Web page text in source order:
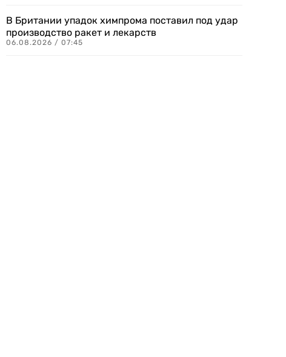
В Британии упадок химпрома поставил под удар
производство ракет и лекарств
06.08.2026 / 07:45